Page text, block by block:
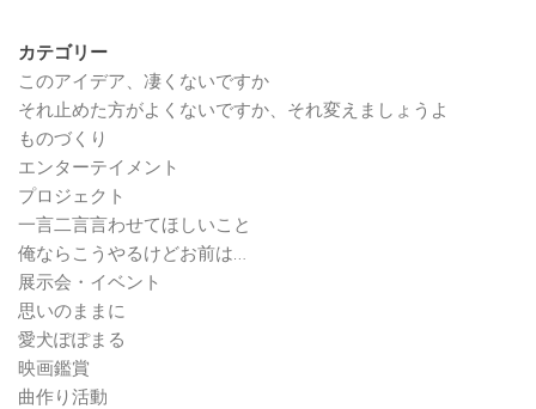
カテゴリー
このアイデア、凄くないですか
それ止めた方がよくないですか、それ変えましょうよ
ものづくり
エンターテイメント
プロジェクト
一言二言言わせてほしいこと
俺ならこうやるけどお前は…
展示会・イベント
思いのままに
愛犬ぽぽまる
映画鑑賞
曲作り活動